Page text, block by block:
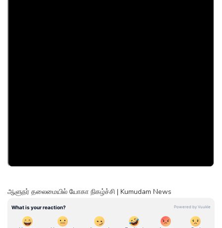
ஆளுநர் தலைமையில் யோகா நிகழ்ச்சி | Kumudam News